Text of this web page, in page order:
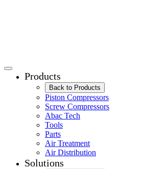
Products
Back to Products
Piston Compressors
Screw Compressors
Abac Tech
Tools
Parts
Air Treatment
Air Distribution
Solutions